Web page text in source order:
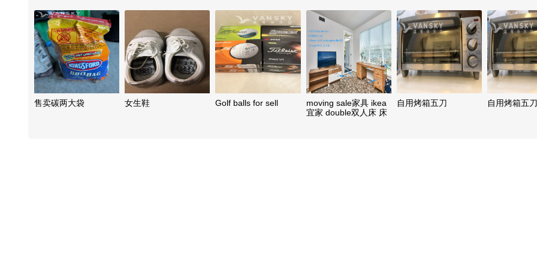
售卖碳两大袋 女生鞋 Golf balls for sell
moving sale家具 ikea
宜家 double双人床 床
自用烤箱五刀 自用烤箱五